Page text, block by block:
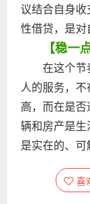
议结合自身收
性借贷，是对
【稳一
在这个节
人的服务，
高，而在是
辆和房产是生
是实在的、可
喜